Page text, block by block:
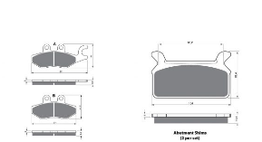
aslinya
aslinya